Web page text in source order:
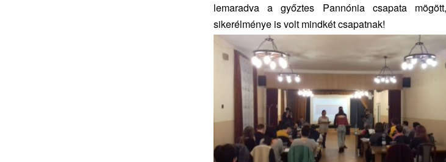
lemaradva a győztes Pannónia csapata
sikerélménye is volt mindkét csapatnak!